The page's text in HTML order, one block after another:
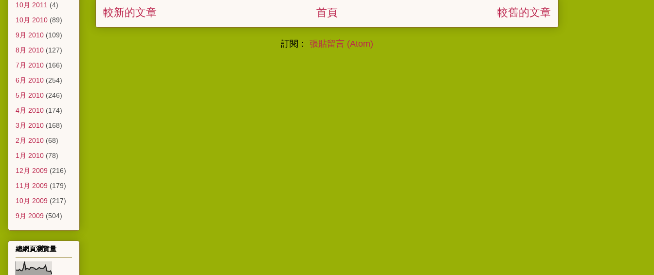
較新的文章 較舊的文章
首頁
訂閱： 張貼留言 (Atom)
10月 2011 (4)
10月 2010 (89)
9月 2010 (109)
8月 2010 (127)
7月 2010 (166)
6月 2010 (254)
5月 2010 (246)
4月 2010 (174)
3月 2010 (168)
2月 2010 (68)
1月 2010 (78)
12月 2009 (216)
11月 2009 (179)
10月 2009 (217)
9月 2009 (504)
總網頁瀏覽量